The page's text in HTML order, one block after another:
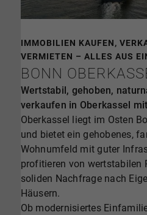
IMMOBILIEN KAUFEN,
VERMIETEN – ALLES AUS
BONN
Wertstabil, gehoben,
verkaufen in Oberkassel
Oberkassel liegt im Osten
und bietet ein gehobenes,
Wohnumfeld mit guter
profitieren von wertstabilen
soliden Nachfrage nach
Häusern.
Ob modernisiertes